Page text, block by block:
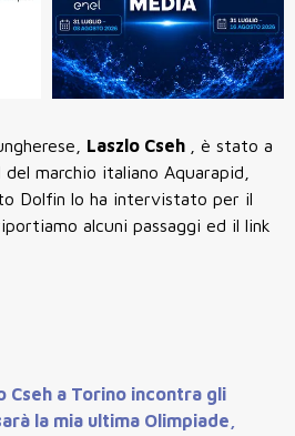
Laszlo Cseh
, è stato a
marchio italiano Aquarapid,
Dolfin lo ha intervistato per il
alcuni passaggi ed il link
Cseh a Torino incontra gli
la mia ultima Olimpiade,